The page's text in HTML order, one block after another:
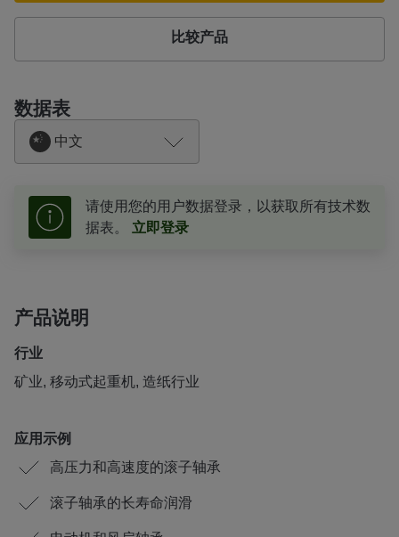
比较产品
数据表
中文
请使用您的用户数据登录，以获取所有技术数
据表。 立即登录
产品说明
行业
矿业, 移动式起重机, 造纸行业
应用示例
高压力和高速度的滚子轴承
滚子轴承的长寿命润滑